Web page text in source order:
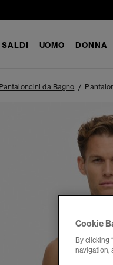
UOMO DONNA
Pantaloncini da Bagno
Cookie
By clicking
navigation,